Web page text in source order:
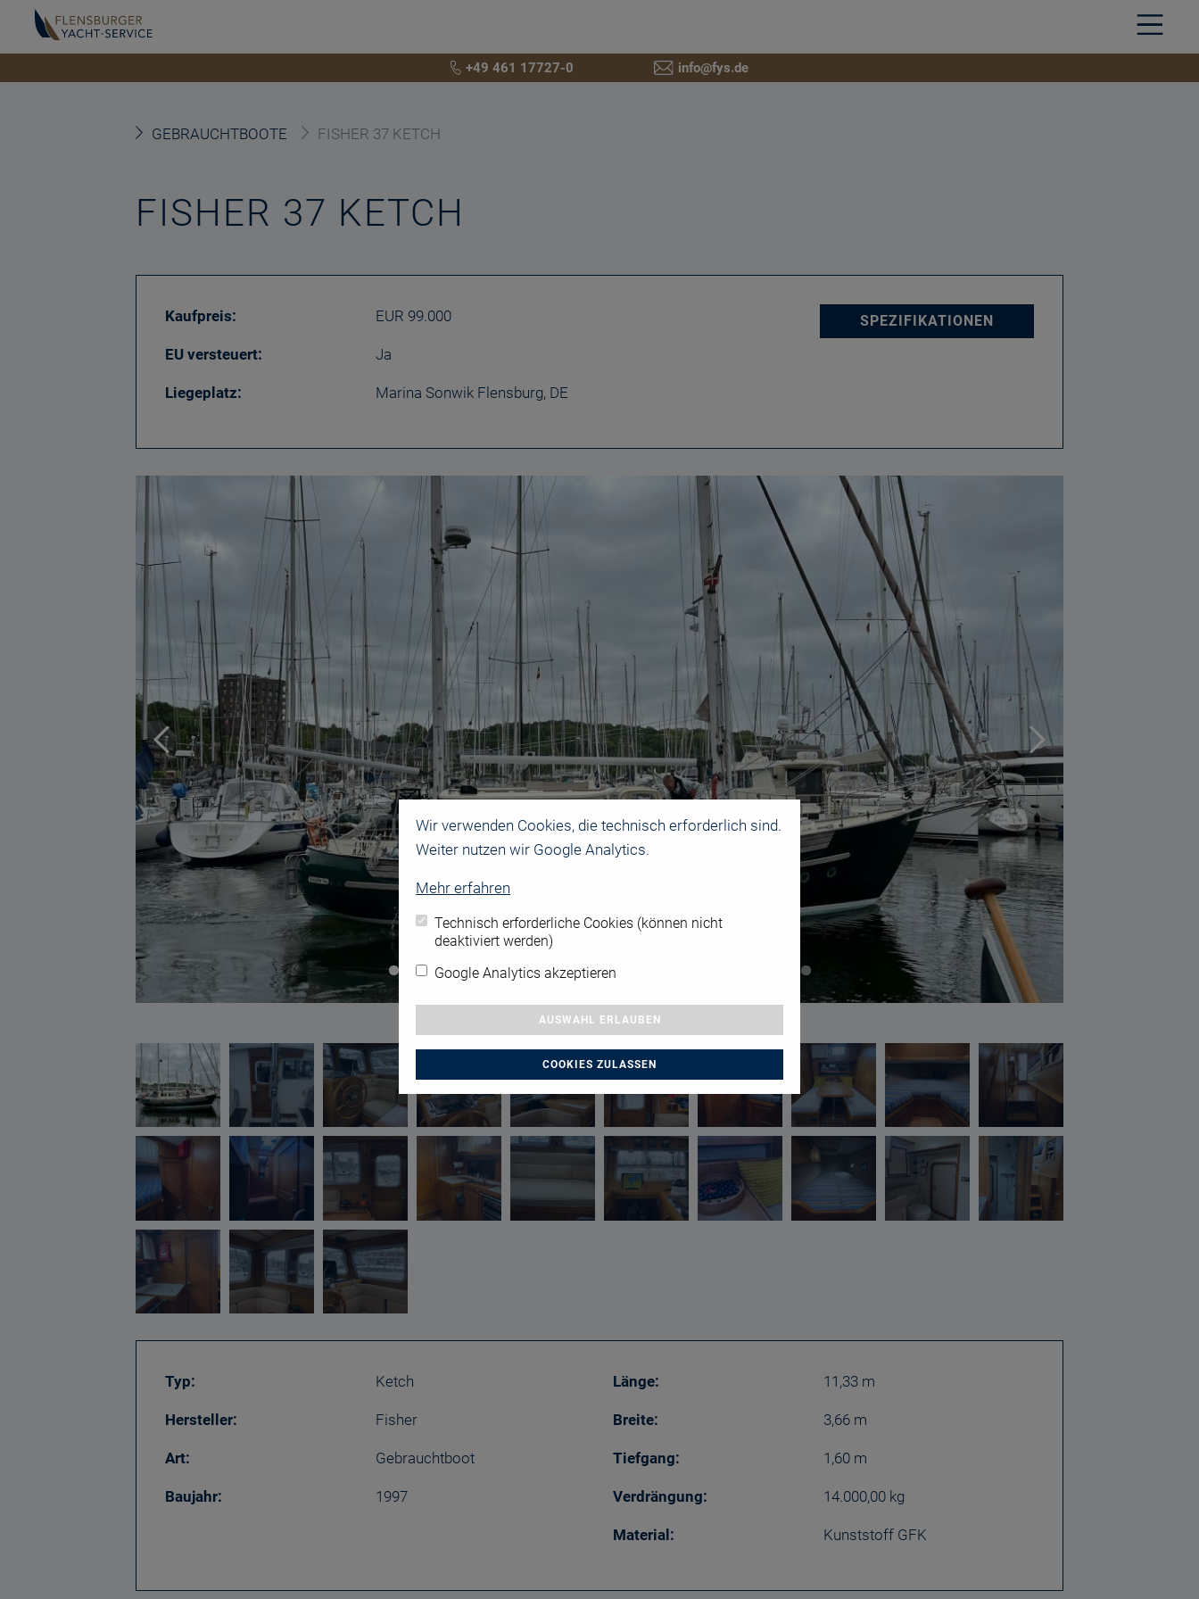
Wir verwenden Cookies, die technisch erforderlich sind.
Weiter nutzen wir Google Analytics.
Mehr erfahren
Technisch erforderliche Cookies (können nicht
deaktiviert werden)
Google Analytics akzeptieren
AUSWAHL ERLAUBEN
COOKIES ZULASSEN
+49 461 17727-0 info@fys.de
GEBRAUCHTBOOTE FISHER 37 KETCH
FISHER 37 KETCH
Kaufpreis: EUR 99.000
EU versteuert: Ja
Liegeplatz: Marina Sonwik Flensburg, DE
SPEZIFIKATIONEN
Typ: Ketch
Hersteller: Fisher
Art: Gebrauchtboot
Baujahr: 1997
Länge: 11,33 m
Breite: 3,66 m
Tiefgang: 1,60 m
Verdrängung: 14.000,00 kg
Material: Kunststoff GFK